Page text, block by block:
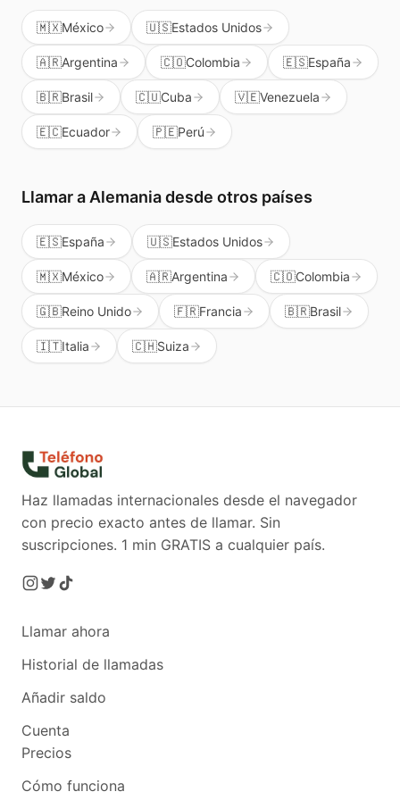
🇲🇽México 🇺🇸Estados Unidos
🇦🇷Argentina 🇨🇴Colombia 🇪🇸España
🇧🇷Brasil 🇨🇺Cuba 🇻🇪Venezuela
🇪🇨Ecuador 🇵🇪Perú
Llamar a Alemaniadesde otros países
🇪🇸España 🇺🇸Estados Unidos
🇲🇽México 🇦🇷Argentina 🇨🇴Colombia
🇬🇧Reino Unido 🇫🇷Francia 🇧🇷Brasil
🇮🇹Italia 🇨🇭Suiza
Haz llamadas internacionales desde el navegador
con precio exacto antes de llamar. Sin
suscripciones. 1 min GRATIS a cualquier país.
Llamar ahora
Historial de llamadas
Añadir saldo
Cuenta
Precios
Cómo funciona